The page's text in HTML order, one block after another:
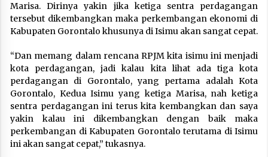
Marisa. Dirinya yakin jika ketiga sentra perdagangan
tersebut dikembangkan maka perkembangan ekonomi di
Kabupaten Gorontalo khusunya di Isimu akan sangat cepat.
“Dan memang dalam rencana RPJM kita isimu ini menjadi
kota perdagangan, jadi kalau kita lihat ada tiga kota
perdagangan di Gorontalo, yang pertama adalah Kota
Gorontalo, Kedua Isimu yang ketiga Marisa, nah ketiga
sentra perdagangan ini terus kita kembangkan dan saya
yakin kalau ini dikembangkan dengan baik maka
perkembangan di Kabupaten Gorontalo terutama di Isimu
ini akan sangat cepat,” tukasnya.